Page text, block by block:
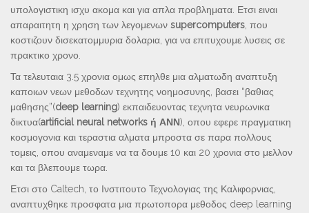
υπολογιστικη ισχυ ακομα και για απλα προβληματα. Ετσι ειναι
απαραιτητη η χρηση των λεγομενων supercomputers , που
κοστιζουν δισεκατομμυρια δολαρια, για να επιτυχουμε λυσεις σε
πρακτικο χρονο.
Τα τελευταια 3.5 χρονια ομως επηλθε μια αλματωδη αναπτυξη
καποιων νεων μεθοδων τεχνητης νοημοσυνης, βασει “βαθιας
μαθησης”(deep learning) εκπαιδευοντας τεχνητα νευρωνικα
δικτυα(artificial neural networks ή ΑΝΝ), οπου εφερε πραγματικη
κοσμογονια και τεραστια αλματα μπροστα σε παρα πολλους
τομεις, οπου αναμεναμε να τα δουμε 10 και 20 χρονια στο μελλον
και τα βλεπουμε τωρα.
Ετσι στο Caltech, το Ινστιτουτο Τεχνολογιας της Καλιφορνιας,
αναπτυχθηκε προσφατα μια πρωτοπορα μεθοδος deep learning